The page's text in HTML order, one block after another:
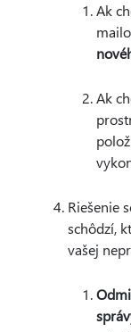
Ak
Ak
Riešenie
schôdzí,
vašej